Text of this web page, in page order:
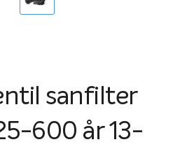
sanfilter
600 år 13-